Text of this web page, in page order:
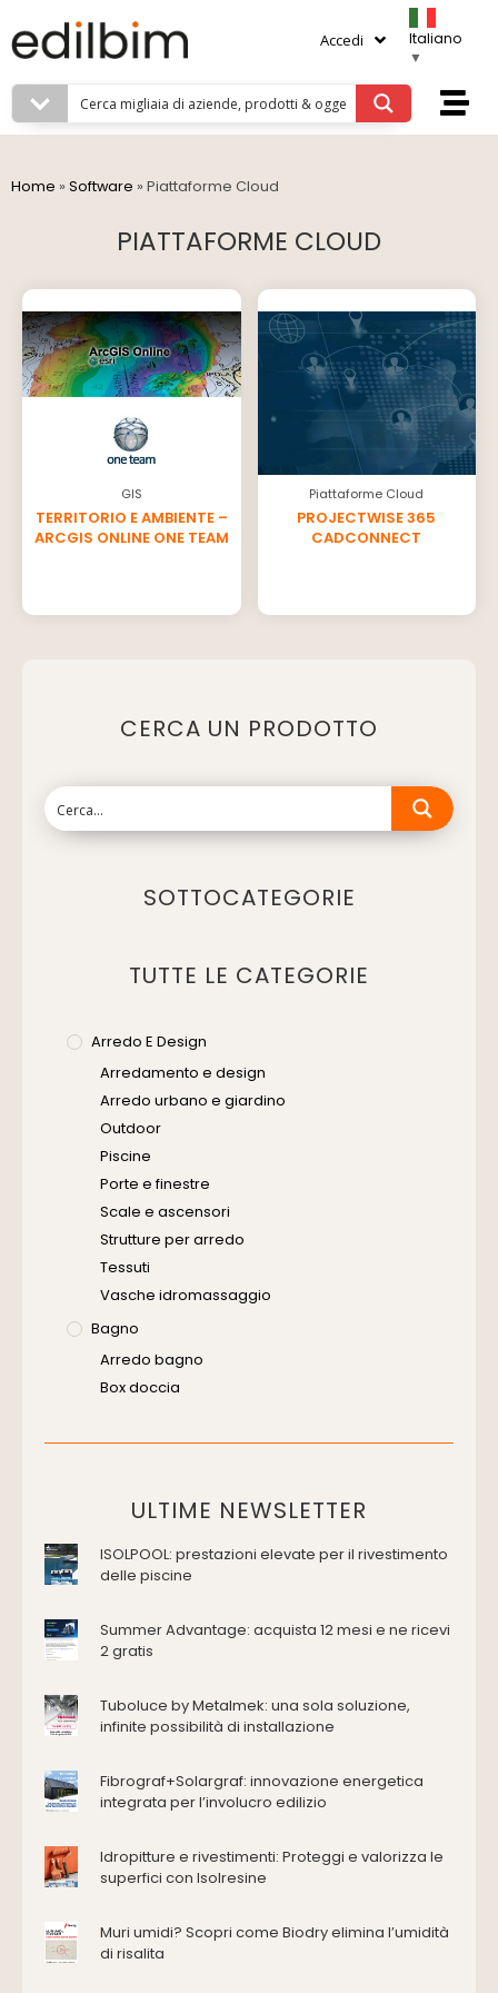
Accedi
Italiano
▼
Home » Software » Piattaforme Cloud
PIATTAFORME CLOUD
GIS
TERRITORIO E AMBIENTE –
ARCGIS ONLINE ONE TEAM
Piattaforme Cloud
PROJECTWISE 365
CADCONNECT
CERCA UN PRODOTTO
SOTTOCATEGORIE
TUTTE LE CATEGORIE
Arredo E Design
Arredamento e design
Arredo urbano e giardino
Outdoor
Piscine
Porte e finestre
Scale e ascensori
Strutture per arredo
Tessuti
Vasche idromassaggio
Bagno
Arredo bagno
Box doccia
Placche di comando per wc
Domotica Ed Impianti Elettrici
Edilizia
Antincendio e sicurezza
Attrezzature manuali
Cappe d'aspirazione
Consolidamento
Deumidificazione
Energie rinnovabili
Ferramenta e fissaggi
Impianti idrici e depurazione
Impianti termici e climatizzazione
ULTIME NEWSLETTER
ISOLPOOL: prestazioni elevate per il rivestimento
delle piscine
Summer Advantage: acquista 12 mesi e ne ricevi
2 gratis
Tuboluce by Metalmek: una sola soluzione,
infinite possibilità di installazione
Fibrograf+Solargraf: innovazione energetica
integrata per l’involucro edilizio
Idropitture e rivestimenti: Proteggi e valorizza le
superfici con Isolresine
Muri umidi? Scopri come Biodry elimina l’umidità
di risalita